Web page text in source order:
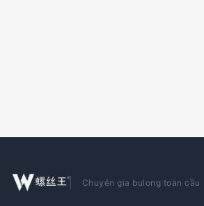
Chuyên gia bulong toàn cầu